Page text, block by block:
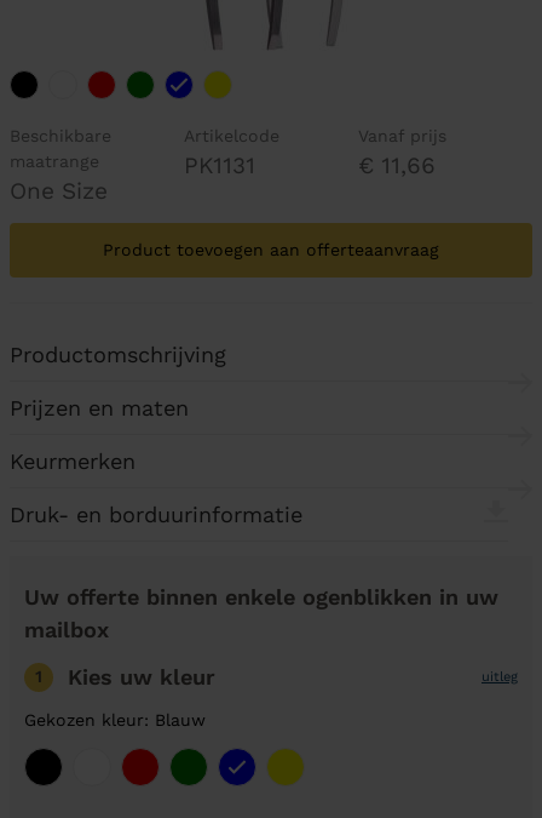
Beschikbare
maatrange
One Size
Artikelcode
PK1131
Vanaf prijs
€ 11,66
Product toevoegen aan offerteaanvraag
Productomschrijving
Prijzen en maten
Keurmerken
Druk- en borduurinformatie
Uw offerte binnen enkele ogenblikken in uw
mailbox
1 Kies uw kleur uitleg
Gekozen kleur: Blauw